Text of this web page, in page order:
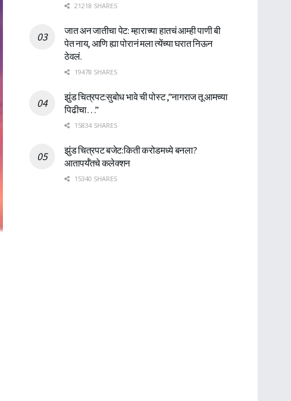
21218 SHARES
जात अन जातीचा पेट: म्हाराच्या हातचं आम्ही पाणी बी
पेत नाय, आणि ह्या पोरानं मला त्येंच्या घरात निऊन
ठेवलं.
19478 SHARES
झुंड चित्रपट:सुबोध भावे ची पोस्ट ,”नागराज तू आमच्या
पिढीचा…”
15834 SHARES
झुंड चित्रपट बजेट:किती करोडमध्ये बनला?
आतापर्यँतचे कलेक्शन
15340 SHARES